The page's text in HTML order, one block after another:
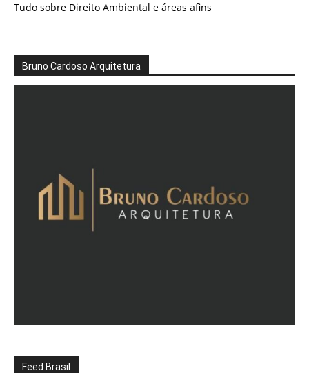
Tudo sobre Direito Ambiental e áreas afins
Bruno Cardoso Arquitetura
Feed Brasil